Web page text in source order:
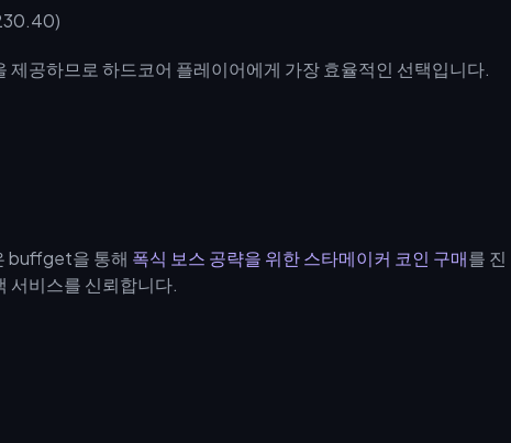
공하므로 하드코어 플레이어에게 가장 효율적인 선택입니다.
buffget을 통해 폭식 보스 공략을 위한 스타메이커 코인 구매를 진
서비스를 신뢰합니다.